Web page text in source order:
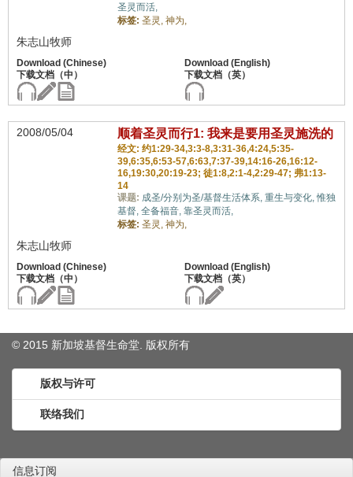
圣灵而活,
标签: 圣灵, 神为,
朱志山牧师
2008/05/04 顺着圣灵而行1: 我来是要用圣灵施洗的
经文: 约1:29-34,3:3-8,3:31-36,4:24,5:35-
39,6:35,6:53-57,6:63,7:37-39,14:16-26,16:12-
16,19:30,20:19-23; 徒1:8,2:1-4,2:29-47; 弗1:13-
14
课题: 成圣/分别为圣/基督生活体系, 重生与变化,惟独
基督, 全备福音, 靠圣灵而活,
标签: 圣灵, 神为,
朱志山牧师
© 2015 新加坡基督生命堂. 版权所有
版权与许可
联络我们
信息订阅